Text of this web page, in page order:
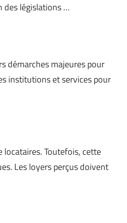
des législations …
démarches majeures pour
institutions et services pour
locataires. Toutefois, cette
Les loyers perçus doivent